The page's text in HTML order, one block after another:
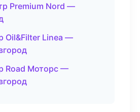
Premium Nord —
Oil&Filter Linea —
Road Моторс —